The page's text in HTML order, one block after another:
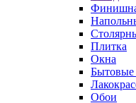
Плитка
Окна
Бытовые
Обои